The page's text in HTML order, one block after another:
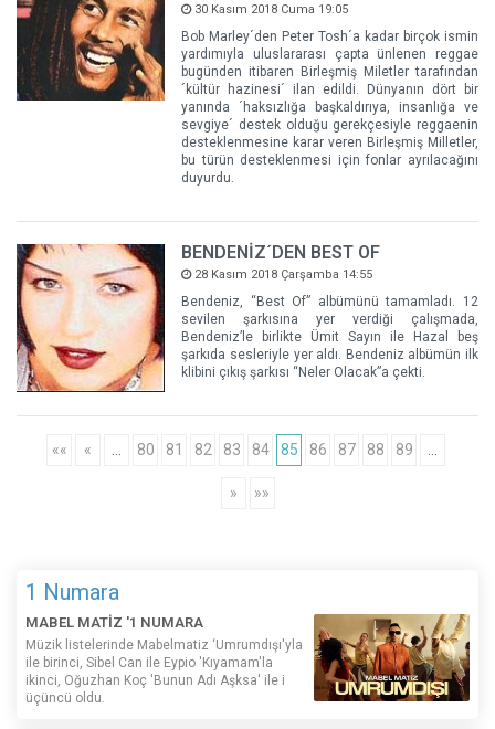
30 Kasım 2018 Cuma 19:05
Bob Marley´den Peter Tosh´a kadar birçok ismin
yardımıyla uluslararası çapta ünlenen reggae
bugünden itibaren Birleşmiş Miletler tarafından
´kültür hazinesi´ ilan edildi. Dünyanın dört bir
yanında ´haksızlığa başkaldırıya, insanlığa ve
sevgiye´ destek olduğu gerekçesiyle reggaenin
desteklenmesine karar veren Birleşmiş Milletler,
bu türün desteklenmesi için fonlar ayrılacağını
duyurdu.
BENDENİZ´DEN BEST OF
28 Kasım 2018 Çarşamba 14:55
Bendeniz, “Best Of” albümünü tamamladı. 12
sevilen şarkısına yer verdiği çalışmada,
Bendeniz’le birlikte Ümit Sayın ile Hazal beş
şarkıda sesleriyle yer aldı. Bendeniz albümün ilk
klibini çıkış şarkısı “Neler Olacak”a çekti.
«« « 80 81 82 83 84 85 86 87 88 89
» »»
1 Numara
MABEL MATİZ '1 NUMARA
Müzik listelerinde Mabelmatiz ‘Umrumdışı'yla
ile birinci, Sibel Can ile Eypio 'Kıyamam'la
ikinci, Oğuzhan Koç 'Bunun Adı Aşksa' ile i
üçüncü oldu.